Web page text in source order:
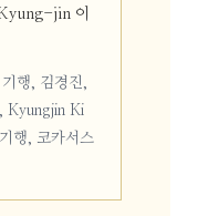
jin 이
행, 김경진,
Kyungjin Ki
행, 코카서스